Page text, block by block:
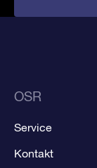
OSR
Service
Kontakt